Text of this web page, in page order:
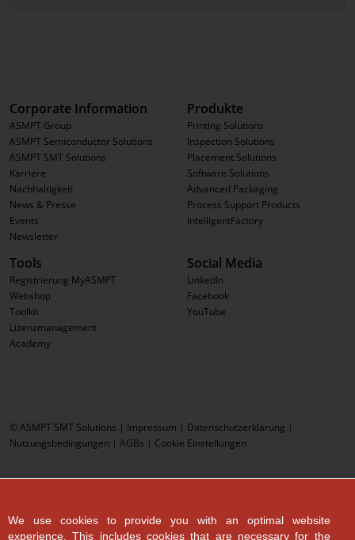
Corporate Information
ASMPT Group
ASMPT Semiconductor Solutions
ASMPT SMT Solutions
Karriere
Nachhaltigkeit
News & Presse
Events
Newsletter
Produkte
Printing Solutions
Inspection Solutions
Placement Solutions
Software Solutions
Advanced Packaging
Process Support Products
IntelligentFactory
Tools
Registrierung MyASMPT
Webshop
Toolkit
Lizenzmanagement
Academy
Social Media
LinkedIn
Facebook
YouTube
© ASMPT SMT Solutions | Impressum | Datenschutzerklärung |
Nutzungsbedingungen | AGBs | Cookie Einstellungen
We use cookies to provide you with an optimal website
experience. This includes cookies that are necessary for the